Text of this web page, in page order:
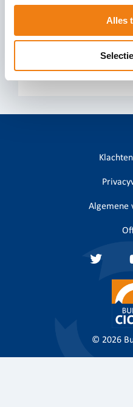
Alles
inspectie wordt
regelgeving en een
04 september 2020
© 2026
Algemene